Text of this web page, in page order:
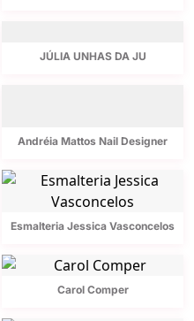
JÚLIA UNHAS DA JU
Andréia Mattos Nail Designer
Esmalteria Jessica Vasconcelos
Carol Comper